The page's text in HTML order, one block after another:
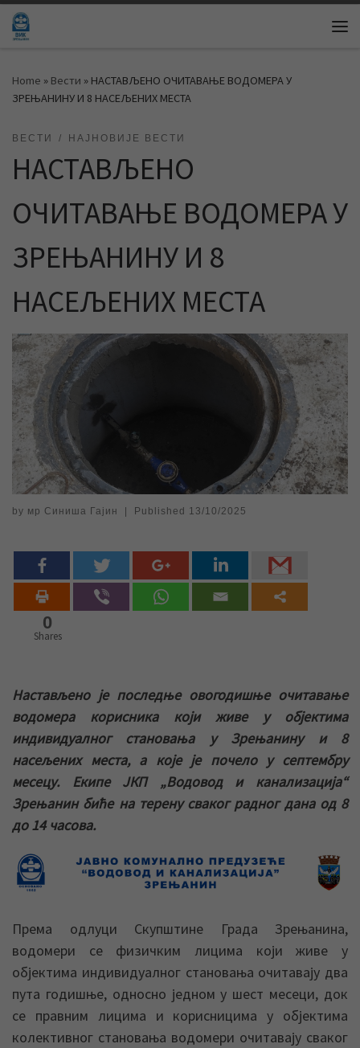
Skip to content
Home » Вести » НАСТАВЉЕНО ОЧИТАВАЊЕ ВОДОМЕРА У
ЗРЕЊАНИНУ И 8 НАСЕЉЕНИХ МЕСТА
ВЕСТИ НАЈНОВИЈЕ ВЕСТИ
НАСТАВЉЕНО
ОЧИТАВАЊЕ ВОДОМЕРА У
ЗРЕЊАНИНУ И 8
НАСЕЉЕНИХ МЕСТА
by мр Синиша Гајин Published 13/10/2025
0
Shares
Настављено је последње овогодишње очитавање
водомера корисника који живе у објектима
индивидуалног становања у Зрењанину и 8
насељених места, а које је почело у септембру
месецу. Екипе ЈКП „Водовод и канализација“
Зрењанин биће на терену сваког радног дана од 8
до 14 часова.
Према одлуци Скупштине Града Зрењанина,
водомери се физичким лицима који живе у
објектима индивидуалног становања очитавају два
пута годишње, односно једном у шест месеци, док
се правним лицима и корисницима у објектима
колективног становања водомери очитавају сваког